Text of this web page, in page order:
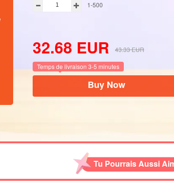
1-500
32.68 EUR 43.33EUR
Temps de livraison 3-5 minutes
Buy Now
Tu Pourrais Aussi